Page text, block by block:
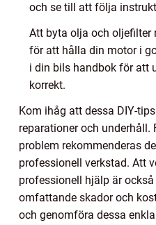
och se till att följa
Att byta olja och oljefilter
för att hålla din motor i
i din bils handbok för att
korrekt.
Kom ihåg att dessa DIY-
reparationer och underhåll.
problem rekommenderas
professionell verkstad. Att
professionell hjälp är
omfattande skador och
och genomföra dessa